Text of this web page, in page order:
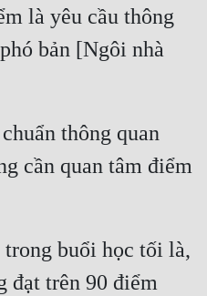
là yêu cầu thông
bản [Ngôi nhà
thông quan
cần quan tâm điểm
buổi học tối là,
đạt trên 90 điểm